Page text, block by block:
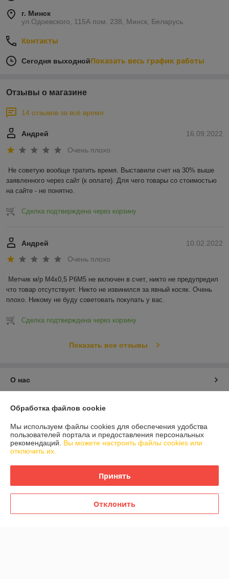
г. Минск
ул.Одоевского, 115А пом. 238, Минск, Беларусь
Контакты
Сегодня выходнойПоказать весь график работы
Отзывы о магазине
14 отзывов за всё время
16.09.2022
Андрей
Очень плохо
Не советую вообще тратить время. Выставили счет на 30% выше
заявленного через сайт (к оплате). Для чего товары со стоимостью
на сайте - не понятно.
Сделка подтверждена через корзину
10.02.2022
Андрей
Очень плохо
Метчик м/р М4х0,5 Р6М5 не включен в счет, никто не предупредил
что товар отсутствует. Никто не извинился за явный косяк. Очень
плохо. Никому не буду советовать покупать у вас.
Сделка подтверждена через корзину
Показать все отзывы
О нас
Контакты
Доставка и оплата
График работы
Политика обработки cookies
Обработка файлов cookie
Мы используем файлы cookies для обеспечения удобства
пользователей портала и предоставления персональных
рекомендаций. Вы можете настроить файлы cookies или
отключить их.
Принять
Отклонить